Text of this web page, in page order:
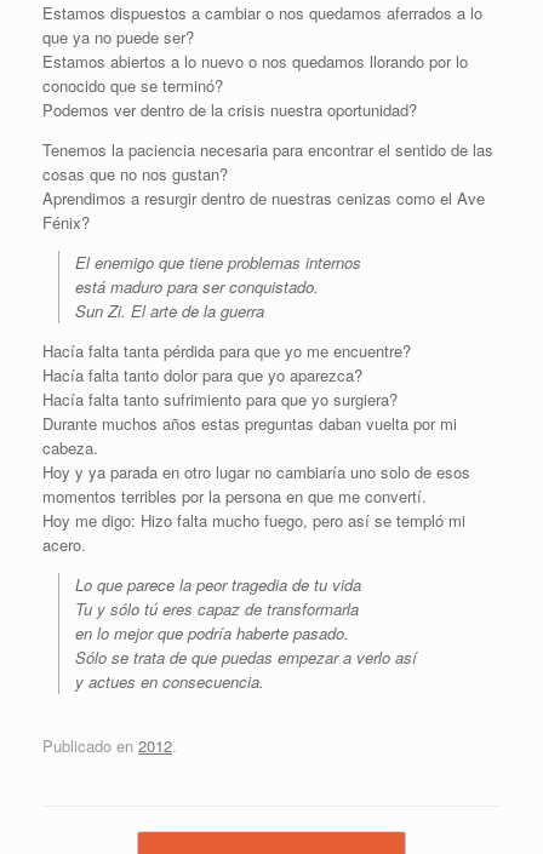
Estamos dispuestos a cambiar o nos quedamos aferrados a lo
que ya no puede ser?
Estamos abiertos a lo nuevo o nos quedamos llorando por lo
conocido que se terminó?
Podemos ver dentro de la crisis nuestra oportunidad?
Tenemos la paciencia necesaria para encontrar el sentido de las
cosas que no nos gustan?
Aprendimos a resurgir dentro de nuestras cenizas como el Ave
Fénix?
El enemigo que tiene problemas internos
está maduro para ser conquistado.
Sun Zi. El arte de la guerra
Hacía falta tanta pérdida para que yo me encuentre?
Hacía falta tanto dolor para que yo aparezca?
Hacía falta tanto sufrimiento para que yo surgiera?
Durante muchos años estas preguntas daban vuelta por mi
cabeza.
Hoy y ya parada en otro lugar no cambiaría uno solo de esos
momentos terribles por la persona en que me convertí.
Hoy me digo: Hizo falta mucho fuego, pero así se templó mi
acero.
Lo que parece la peor tragedia de tu vida
Tu y sólo tú eres capaz de transformarla
en lo mejor que podría haberte pasado.
Sólo se trata de que puedas empezar a verlo así
y actues en consecuencia.
Publicado en 2012.